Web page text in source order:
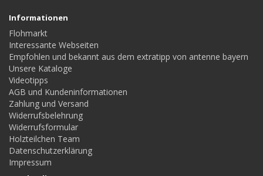
Informationen
Flohmarkt
Interessante Webseiten
Empfohlen und bekannt aus dem extratipp von antenne bayern
Unsere Kataloge
Videotipps
AGB und Kundeninformationen
Zahlung und Versand
Widerrufsbelehrung
Widerrufsformular
Holzteilchen Team
Datenschutzerklärung
Impressum